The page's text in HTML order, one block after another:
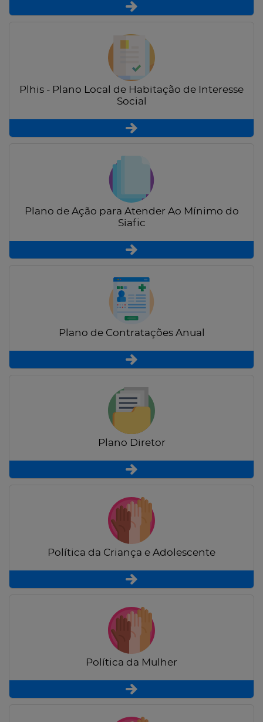
Plhis - Plano Local de Habitação de Interesse
Social
Plano de Ação para Atender Ao Mínimo do
Siafic
Plano de Contratações Anual
Plano Diretor
Política da Criança e Adolescente
Política da Mulher